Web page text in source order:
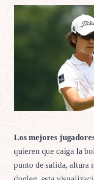
Los mejores
quieren que caiga la
punto de salida, altura